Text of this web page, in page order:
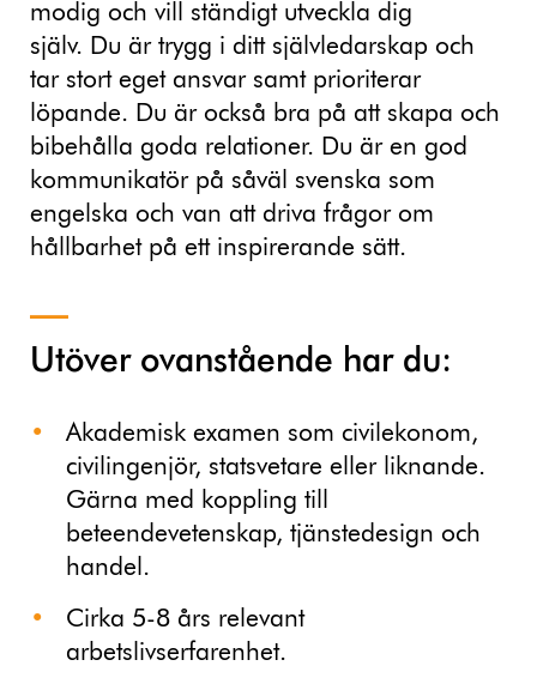
modig och vill ständigt utveckla dig
själv. Du är trygg i ditt självledarskap och
tar stort eget ansvar samt prioriterar
löpande. Du är också bra på att skapa och
bibehålla goda relationer. Du är en god
kommunikatör på såväl svenska som
engelska och van att driva frågor om
hållbarhet på ett inspirerande sätt.
Utöver ovanstående har du:
Akademisk examen som civilekonom,
civilingenjör, statsvetare eller liknande.
Gärna med koppling till
beteendevetenskap, tjänstedesign och
handel.
Cirka 5-8 års relevant
arbetslivserfarenhet.